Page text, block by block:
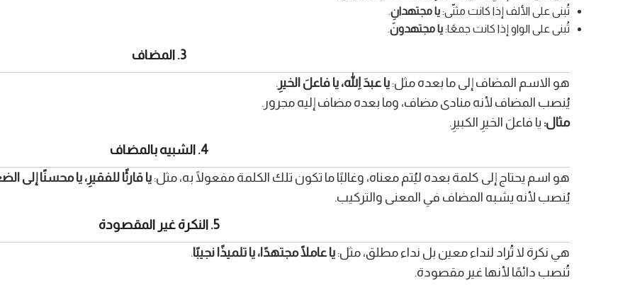
تُبنى على الألف إذا كانت مثنّى:يا مجتهدانِ.
تُبنى على الواو إذا كانت جمعًا:يا مجتهدونَ.
3. المضاف
هو الاسم المضاف إلى ما بعده مثل:يا عبدَ اللهِ، يا فاعلَ الخيرِ.
يُنصب المضاف لأنه منادى مضاف، وما بعده مضاف إليه مجرور.
مثال: يا فاعلَ الخيرِ الكبيرِ.
4. الشبيه بالمضاف
هو اسم يحتاج إلى كلمة بعده ليُتم معناه، وغالبًا ما تكون تلك الكلمة مفعولًا به، مثل:يا قارئًا للفقيرِ، يا محسنًا إلى
يُنصب لأنه يشبه المضاف في المعنى والتركيب.
5. النكرة غير المقصودة
هي نكرة لا تُراد لنداء معين بل نداء مطلق، مثل:يا عاملًا مجتهدًا، يا تلميذًا نجيبًا.
تُنصب دائمًا لأنها غير مقصودة.